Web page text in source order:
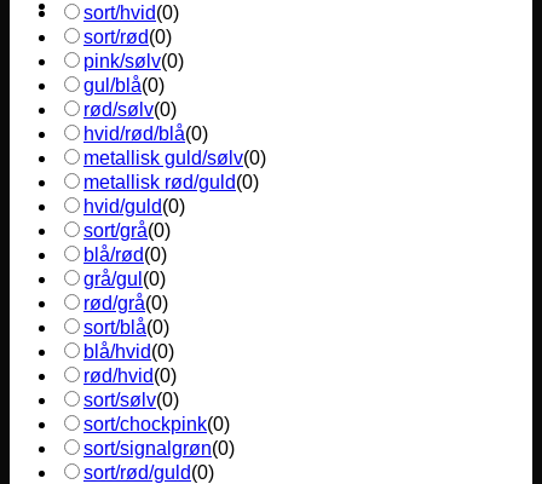
sort/hvid(0)
sort/rød(0)
pink/sølv(0)
gul/blå(0)
rød/sølv(0)
hvid/rød/blå(0)
metallisk guld/sølv(0)
metallisk rød/guld(0)
hvid/guld(0)
sort/grå(0)
blå/rød(0)
grå/gul (0)
rød/grå(0)
sort/blå(0)
blå/hvid(0)
rød/hvid(0)
sort/sølv(0)
sort/chockpink(0)
sort/signalgrøn(0)
sort/rød/guld(0)